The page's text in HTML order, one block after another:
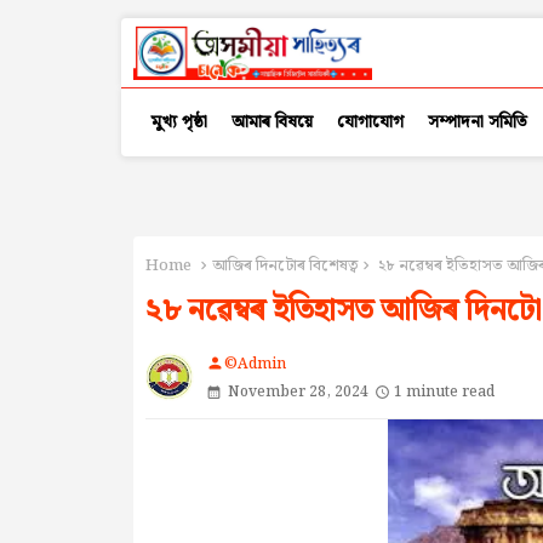
মুখ্য পৃষ্ঠা আমাৰ বিষয়ে যোগাযোগ সম্পাদনা সমিতি
Home আজিৰ দিনটোৰ বিশেষত্ব ২৮ নৱেম্বৰ ইতিহাসত
২৮ নৱেম্বৰ ইতিহাসত আজিৰ দিনটো
person©Admin
November 28, 2024
1 minute read